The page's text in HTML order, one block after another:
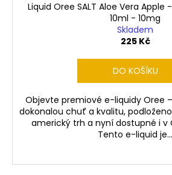
Liquid Oree SALT Aloe Vera Apple
10ml - 10mg
Skladem
225 Kč
DO KOŠÍKU
Objevte premiové e-liquidy Oree
dokonalou chuť a kvalitu,
americký trh a nyní dostupné i v
Tento e-liquid je...